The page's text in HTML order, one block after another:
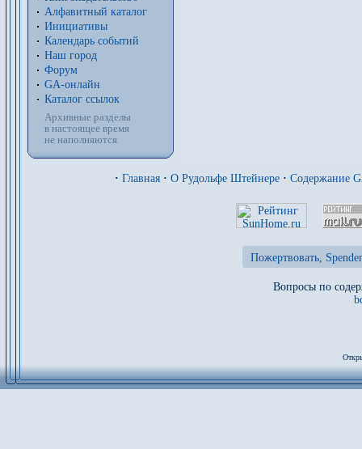
Алфавитный каталог
Инициативы
Календарь событий
Наш город
Форум
GA-онлайн
Каталог ссылок
Архивные разделы
в настоящее время
не наполняются
· Главная · О Рудольфе Штейнере · Содержание
Пожертвовать,
Вопросы по